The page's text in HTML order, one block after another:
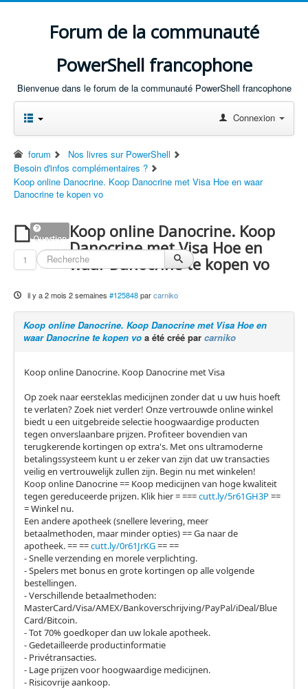
Forum de la communauté
PowerShell francophone
Bienvenue dans le forum de la communauté PowerShell francophone
Connexion
forum
Nos livres sur PowerShell
Besoin d'infos complémentaires ?
Koop online Danocrine. Koop Danocrine met Visa Hoe en waar
Danocrine te kopen vo
Question Koop online Danocrine. Koop
Danocrine met Visa Hoe en
waar Danocrine te kopen vo
1
il y a 2 mois 2 semaines #125848 parcarniko
Koop online Danocrine. Koop Danocrine met Visa Hoe en
waar Danocrine te kopen vo a été créé par carniko
Koop online Danocrine. Koop Danocrine met Visa
Op zoek naar eersteklas medicijnen zonder dat u uw huis hoeft
te verlaten? Zoek niet verder! Onze vertrouwde online winkel
biedt u een uitgebreide selectie hoogwaardige producten
tegen onverslaanbare prijzen. Profiteer bovendien van
terugkerende kortingen op extra's. Met ons ultramoderne
betalingssysteem kunt u er zeker van zijn dat uw transacties
veilig en vertrouwelijk zullen zijn. Begin nu met winkelen!
Koop online Danocrine == Koop medicijnen van hoge kwaliteit
tegen gereduceerde prijzen. Klik hier = ===cutt.ly/5r61GH3P==
= Winkel nu.
Een andere apotheek (snellere levering, meer
betaalmethoden, maar minder opties) == Ga naar de
apotheek. == ==cutt.ly/0r61JrKG== ==
- Snelle verzending en morele verplichting.
- Spelers met bonus en grote kortingen op alle volgende
bestellingen.
- Verschillende betaalmethoden:
MasterCard/Visa/AMEX/Bankoverschrijving/PayPal/iDeal/Blue
Card/Bitcoin.
- Tot 70% goedkoper dan uw lokale apotheek.
- Gedetailleerde productinformatie
- Privétransacties.
- Lage prijzen voor hoogwaardige medicijnen.
- Risicovrije aankoop.